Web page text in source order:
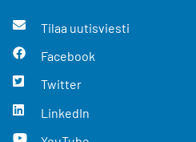
Tilaa uutisviesti
Facebook
Twitter
LinkedIn